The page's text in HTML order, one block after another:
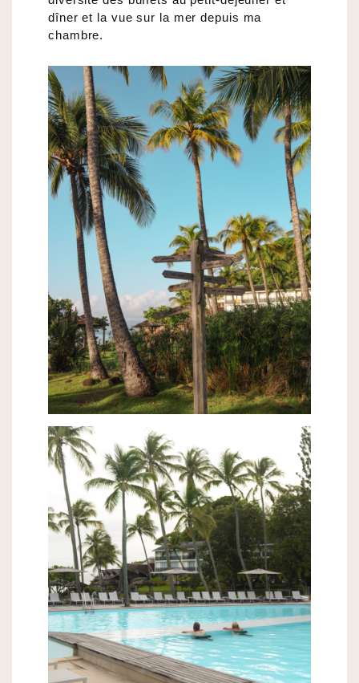
dîner et la vue sur la mer depuis ma
chambre.